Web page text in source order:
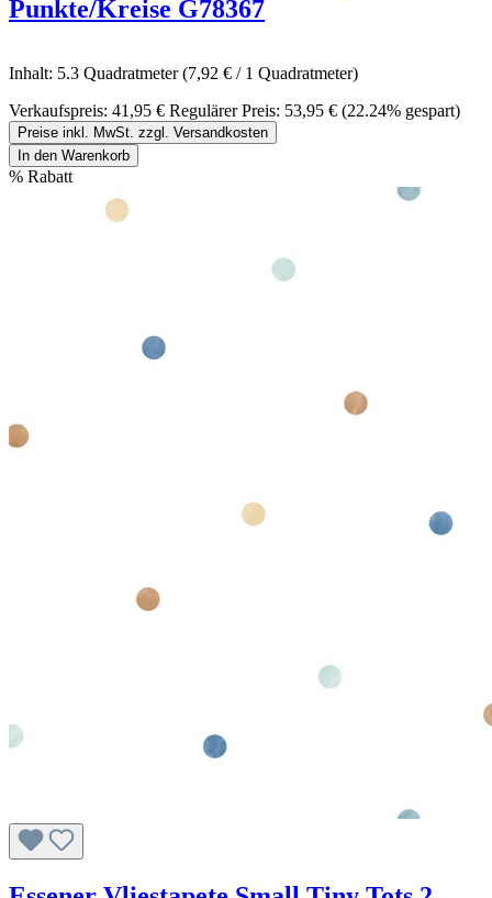
Punkte/Kreise G78367
Inhalt: 5.3 Quadratmeter(7,92 € / 1 Quadratmeter)
Verkaufspreis: 41,95 € Regulärer Preis: 53,95 € (22.24% gespart)
Preise inkl. MwSt. zzgl. Versandkosten
In den Warenkorb
% Rabatt